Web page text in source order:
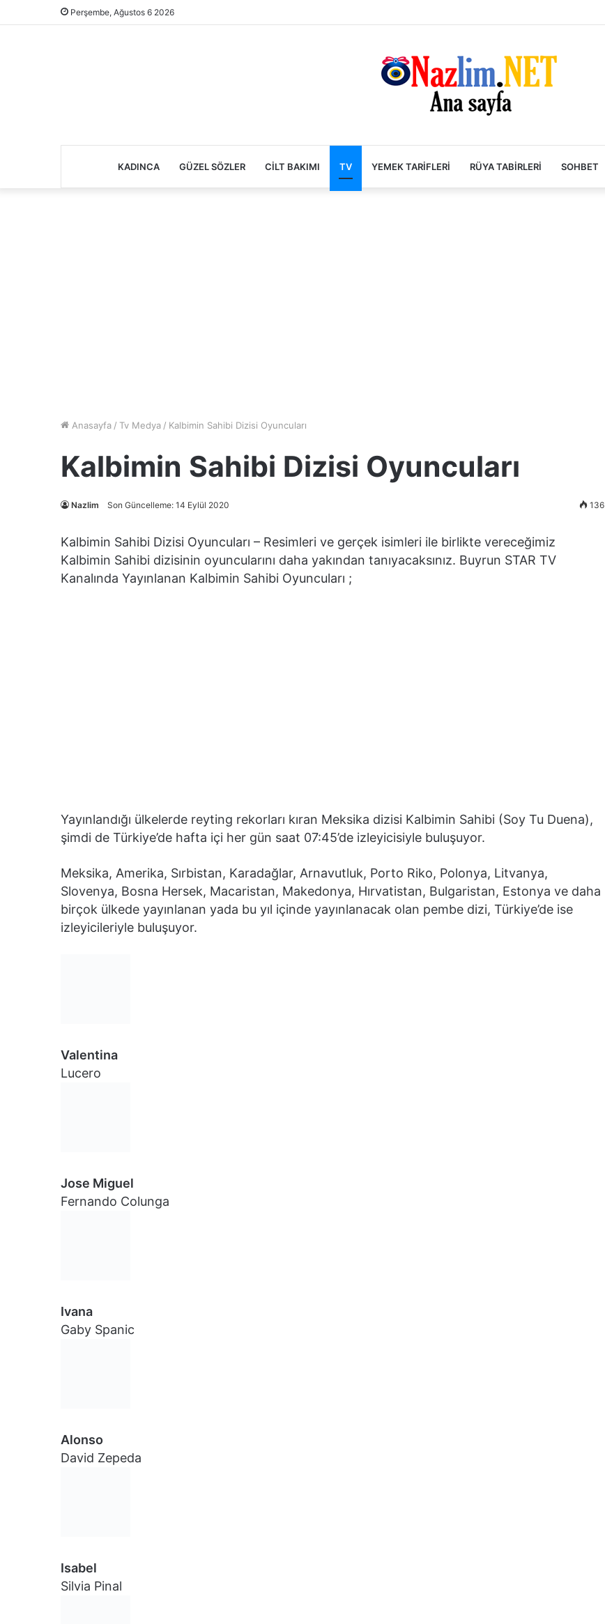
Perşembe, Ağustos 6 2026
KADINCA GÜZEL SÖZLER CILT BAKIMI TV YEMEK TARIFLERI RÜYA TABIRLERI SOHBET
Anasayfa / Tv Medya / Kalbimin Sahibi Dizisi Oyuncuları
Kalbimin Sahibi Dizisi Oyuncuları
Nazlim Son Güncelleme: 14 Eylül 2020 136
Kalbimin Sahibi Dizisi Oyuncuları – Resimleri ve gerçek isimleri ile birlikte vereceğimiz
Kalbimin Sahibi dizisinin oyuncularını daha yakından tanıyacaksınız. Buyrun STAR TV
Kanalında Yayınlanan Kalbimin Sahibi Oyuncuları ;
Yayınlandığı ülkelerde reyting rekorları kıran Meksika dizisi Kalbimin Sahibi (Soy Tu Duena),
şimdi de Türkiye’de hafta içi her gün saat 07:45’de izleyicisiyle buluşuyor.
Meksika, Amerika, Sırbistan, Karadağlar, Arnavutluk, Porto Riko, Polonya, Litvanya,
Slovenya, Bosna Hersek, Macaristan, Makedonya, Hırvatistan, Bulgaristan, Estonya ve daha
birçok ülkede yayınlanan yada bu yıl içinde yayınlanacak olan pembe dizi, Türkiye’de ise
izleyicileriyle buluşuyor.
Valentina
Lucero
Jose Miguel
Fernando Colunga
Ivana
Gaby Spanic
Alonso
David Zepeda
Isabel
Silvia Pinal